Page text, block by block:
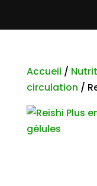
Accueil /
circulation /